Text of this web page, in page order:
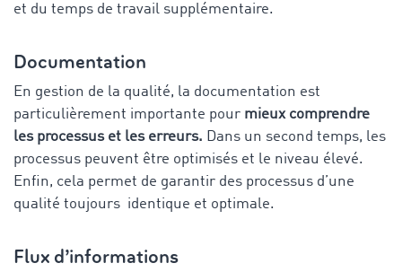
et du temps de travail supplémentaire.
Documentation
En gestion de la qualité, la documentation est
particulièrement importante pour mieux comprendre
les processus et les erreurs. Dans un second temps, les
processus peuvent être optimisés et le niveau élevé.
Enfin, cela permet de garantir des processus d’une
qualité toujours identique et optimale.
Flux d’informations